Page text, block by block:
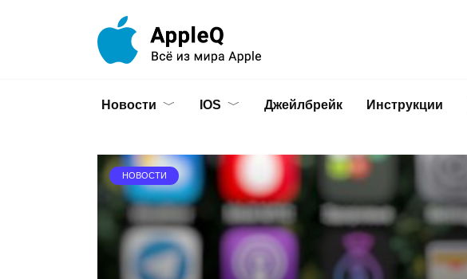
Новости IOS Джейлбрейк Инструкции
НОВОСТИ